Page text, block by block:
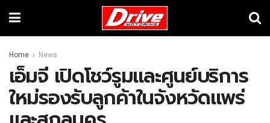
Home News
เอ็มจี เปิดโชว์รูมและศูนย์บริการ
ใหม่รองรับลูกค้าในจังหวัดแพร่